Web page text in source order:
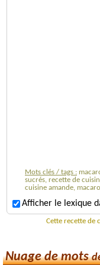
Mots clés / tags :
sucrés, recette de
cuisine amande,
Afficher le lexique
Cette recette de
Nuage de mots